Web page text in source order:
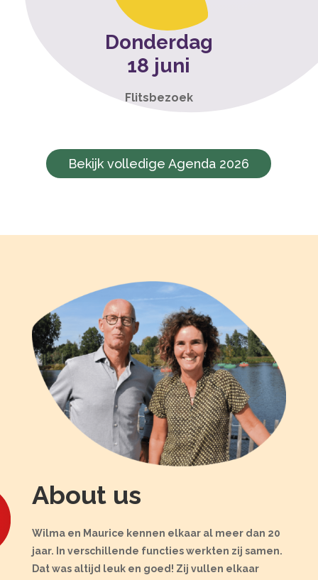
Donderdag
18 juni
Flitsbezoek
Bekijk volledige Agenda 2026
About us
Wilma en Maurice kennen elkaar al meer dan 20
jaar. In verschillende functies werkten zij samen.
Dat was altijd leuk en goed! Zij vullen elkaar